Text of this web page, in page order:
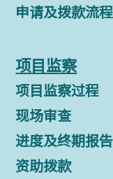
申请及拨款流程
项目监察
项目监察过程
现场审查
进度及终期报告
资助拨款